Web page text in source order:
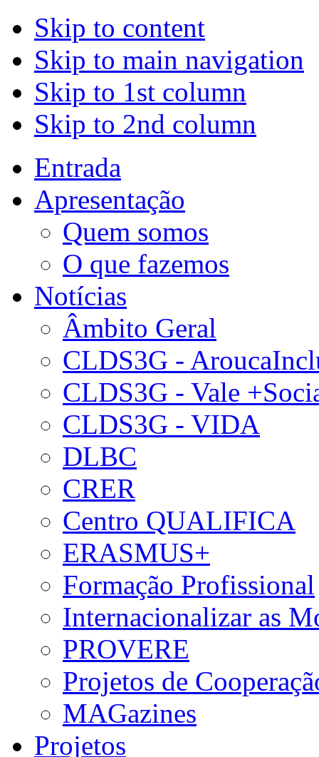
Skip to content
Skip to main navigation
Skip to 1st column
Skip to 2nd column
Entrada
Apresentação
Quem somos
O que fazemos
Notícias
Âmbito Geral
CLDS3G -
CLDS3G - Vale
CLDS3G - VIDA
DLBC
CRER
Centro QUALIFICA
ERASMUS+
Formação Profissional
Internacionalizar as
PROVERE
Projetos de
MAGazines
Projetos